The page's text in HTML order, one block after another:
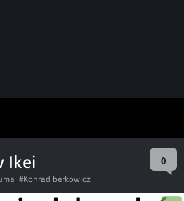
Ikei 0
#Konrad berkowicz